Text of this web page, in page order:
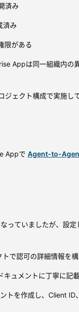
済み
済み
限がある
Appは同一組織内の
ェクト構成で実施し
Appで Agent-to-
っていましたが、設定
で認可の詳細情報を構
キュメントに丁寧に記
トを作成し、Client